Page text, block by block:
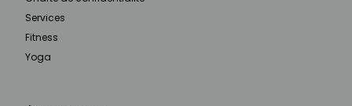
Services
Fitness
Yoga